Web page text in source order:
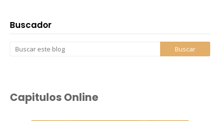
Buscador
Capitulos Online